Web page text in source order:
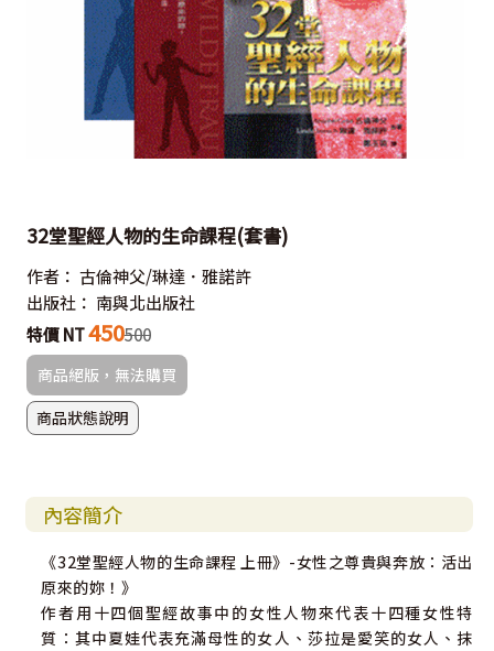
32堂聖經人物的生命課程(套書)
作者： 古倫神父/琳達．雅諾許
出版社： 南與北出版社
特價 NT450500
商品絕版，無法購買
商品狀態說明
內容簡介
《32堂聖經人物的生命課程 上冊》-女性之尊貴與奔放：活出
原來的妳！》
作者用十四個聖經故事中的女性人物來代表十四種女性特
質：其中夏娃代表充滿母性的女人、莎拉是愛笑的女人、抹